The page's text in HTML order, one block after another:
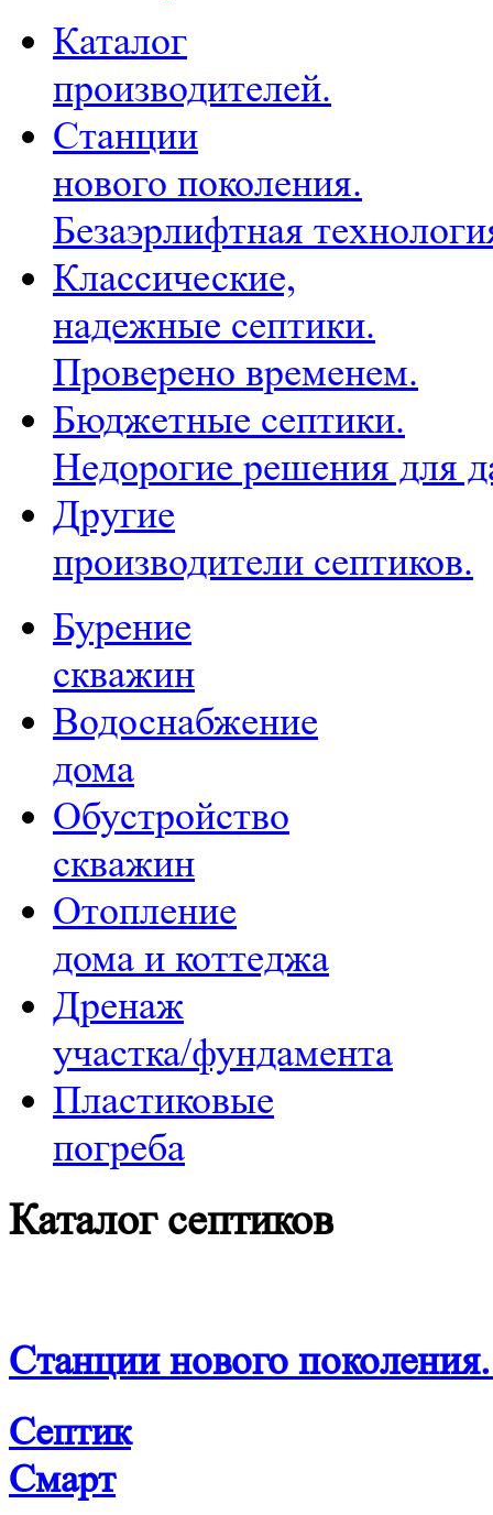
Каталог
производителей.
Станции
нового поколения.
Безаэрлифтная
Классические,
надежные септики.
Проверено временем.
Бюджетные септики.
Недорогие решения для
Другие
производители септиков.
Бурение
скважин
Водоснабжение
дома
Обустройство
скважин
Отопление
дома и коттеджа
Дренаж
участка/фундамента
Пластиковые
погреба
Каталог септиков
Станции нового
Септик
Смарт